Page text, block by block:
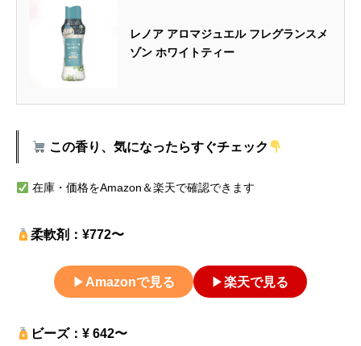
レノア アロマジュエル フレグランスメ
ゾン ホワイトティー
この香り、気になったらすぐチェック
在庫・価格をAmazon＆楽天で確認できます
柔軟剤：¥772〜
▶ Amazonで見る ▶楽天で見る
ビーズ：¥ 642〜